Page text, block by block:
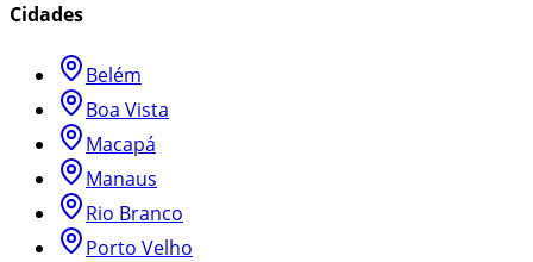
Cidades
Belém
Boa Vista
Macapá
Manaus
Rio Branco
Porto Velho